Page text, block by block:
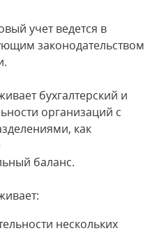
учет ведется в
законодательством
бухгалтерский и
организаций с
как
баланс.
нескольких